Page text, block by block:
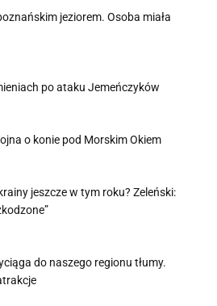
jeziorem. Osoba miała
po ataku Jemeńczyków
o konie pod Morskim Okiem
jeszcze w tym roku? Zeleński:
do naszego regionu tłumy.